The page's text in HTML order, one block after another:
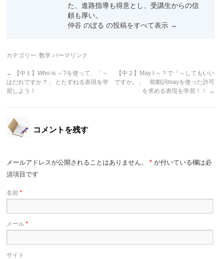
た、進路指導も得意とし、受講生からの信
頼も厚い。
仲谷 のぼる の投稿をすべて表示 →
カテゴリー:数学 パーマリンク
←
【中１】Who is ～?を使って、「～
はだれですか？」 とたずねる表現を学
習しよう！
【中２】May I ～？で「～してもいい
ですか。」 助動詞mayを使った許可
を求める表現を学習！！
→
コメントを残す
メールアドレスが公開されることはありません。 * が付いている欄は必
須項目です
名前*
メール*
サイト